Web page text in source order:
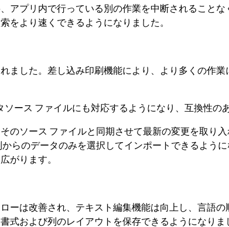
アプリ内で行っている別の作業を中断されること
をより速くできるようになりました。
ました。差し込み印刷機能により、より多くの作
ソース ファイルにも対応するようになり、互換性の
のソース ファイルと同期させて最新の変更を取り
らのデータのみを選択してインポートできるよう
がります。
ーは改善され、テキスト編集機能は向上し、言語
式および列のレイアウトを保存できるようになりま